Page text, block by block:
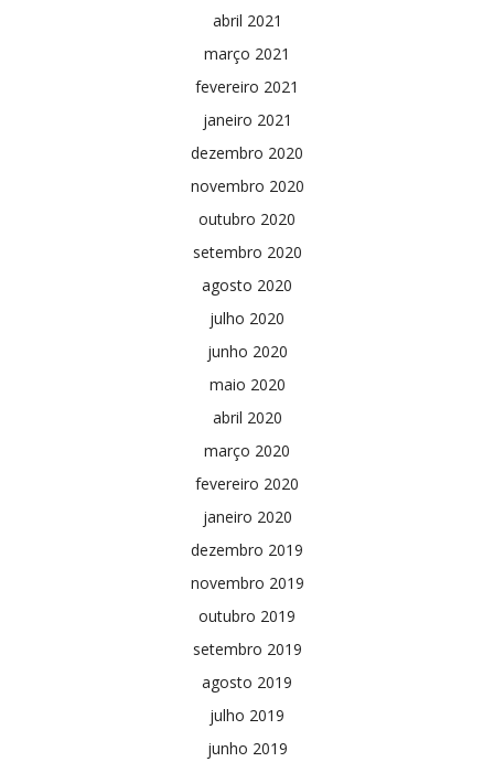
abril 2021
março 2021
fevereiro 2021
janeiro 2021
dezembro 2020
novembro 2020
outubro 2020
setembro 2020
agosto 2020
julho 2020
junho 2020
maio 2020
abril 2020
março 2020
fevereiro 2020
janeiro 2020
dezembro 2019
novembro 2019
outubro 2019
setembro 2019
agosto 2019
julho 2019
junho 2019